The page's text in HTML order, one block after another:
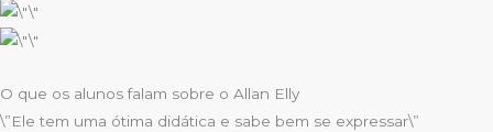
O que os alunos falam sobre o Allan Elly
\”Ele tem uma ótima didática e sabe bem se expressar\”​